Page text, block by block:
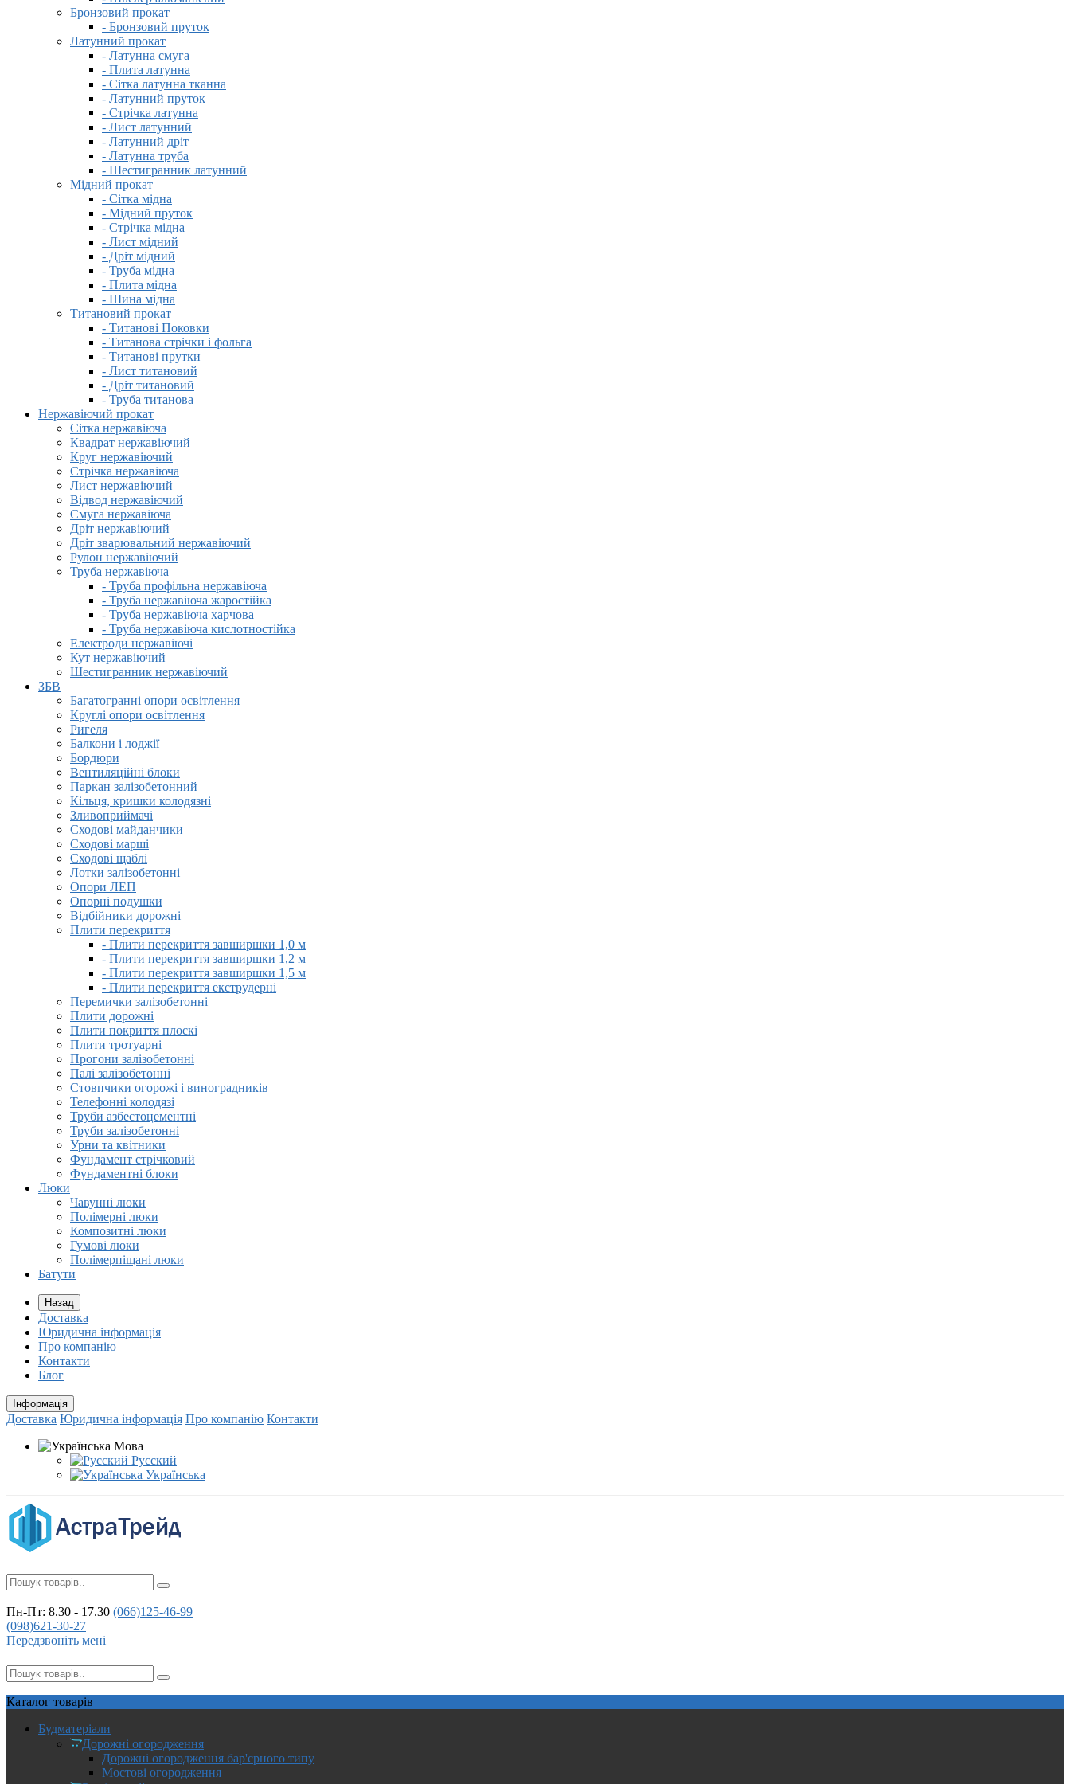
Бронзовий прокат
- Бронзовий пруток
Латунний прокат
- Латунна смуга
- Плита латунна
- Сітка латунна тканна
- Латунний пруток
- Стрічка латунна
- Лист латунний
- Латунний дріт
- Латунна труба
- Шестигранник латунний
Мідний прокат
- Сітка мідна
- Мідний пруток
- Стрічка мідна
- Лист мідний
- Дріт мідний
- Труба мідна
- Плита мідна
- Шина мідна
Титановий прокат
- Титанові Поковки
- Титанова стрічки і фольга
- Титанові прутки
- Лист титановий
- Дріт титановий
- Труба титанова
Нержавіючий прокат
Сітка нержавіюча
Квадрат нержавіючий
Круг нержавіючий
Стрічка нержавіюча
Лист нержавіючий
Відвод нержавіючий
Смуга нержавіюча
Дріт нержавіючий
Дріт зварювальний нержавіючий
Рулон нержавіючий
Труба нержавіюча
- Труба профільна нержавіюча
- Труба нержавіюча жаростійка
- Труба нержавіюча харчова
- Труба нержавіюча кислотностійка
Електроди нержавіючі
Кут нержавіючий
Шестигранник нержавіючий
ЗБВ
Багатогранні опори освітлення
Круглі опори освітлення
Ригеля
Балкони і лоджії
Бордюри
Вентиляційні блоки
Паркан залізобетонний
Кільця, кришки колодязні
Зливоприймачі
Сходові майданчики
Сходові марші
Сходові щаблі
Лотки залізобетонні
Опори ЛЕП
Опорні подушки
Відбійники дорожні
Плити перекриття
- Плити перекриття завширшки 1,0 м
- Плити перекриття завширшки 1,2 м
- Плити перекриття завширшки 1,5 м
- Плити перекриття екструдерні
Перемички залізобетонні
Плити дорожні
Плити покриття плоскі
Плити тротуарні
Прогони залізобетонні
Палі залізобетонні
Стовпчики огорожі і виноградників
Телефонні колодязі
Труби азбестоцементні
Труби залізобетонні
Урни та квітники
Фундамент стрічковий
Фундаментні блоки
Люки
Чавунні люки
Полімерні люки
Композитні люки
Гумові люки
Полімерпіщані люки
Батути
Назад
Доставка
Юридична інформація
Про компанію
Контакти
Блог
Інформація
Доставка Юридична інформація Про компанію Контакти
Мова
Русский
Українська
Пн-Пт: 8.30 - 17.30 (066)125-46-99
(098)621-30-27
Передзвоніть мені
Каталог товарів
Будматеріали
Дорожні огородження
Дорожні огородження бар'єрного типу
Мостові огородження